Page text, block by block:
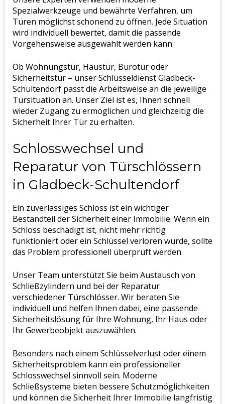
Spezialwerkzeuge und bewährte Verfahren, um
Türen möglichst schonend zu öffnen. Jede Situation
wird individuell bewertet, damit die passende
Vorgehensweise ausgewählt werden kann.
Ob Wohnungstür, Haustür, Bürotür oder
Sicherheitstür – unser Schlüsseldienst Gladbeck-
Schultendorf passt die Arbeitsweise an die jeweilige
Türsituation an. Unser Ziel ist es, Ihnen schnell
wieder Zugang zu ermöglichen und gleichzeitig die
Sicherheit Ihrer Tür zu erhalten.
Schlosswechsel und
Reparatur von Türschlössern
in Gladbeck-Schultendorf
Ein zuverlässiges Schloss ist ein wichtiger
Bestandteil der Sicherheit einer Immobilie. Wenn ein
Schloss beschädigt ist, nicht mehr richtig
funktioniert oder ein Schlüssel verloren wurde, sollte
das Problem professionell überprüft werden.
Unser Team unterstützt Sie beim Austausch von
Schließzylindern und bei der Reparatur
verschiedener Türschlösser. Wir beraten Sie
individuell und helfen Ihnen dabei, eine passende
Sicherheitslösung für Ihre Wohnung, Ihr Haus oder
Ihr Gewerbeobjekt auszuwählen.
Besonders nach einem Schlüsselverlust oder einem
Sicherheitsproblem kann ein professioneller
Schlosswechsel sinnvoll sein. Moderne
Schließsysteme bieten bessere Schutzmöglichkeiten
und können die Sicherheit Ihrer Immobilie langfristig